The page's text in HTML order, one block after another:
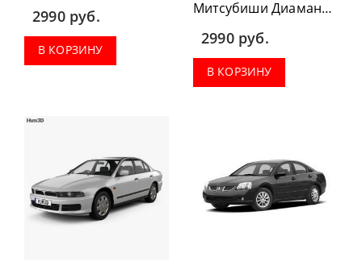
приобрести в
комплектации:
водительский коврик,
багажник.
2990 руб.
В КОРЗИНУ
Митсубиши Диамант
приобрести в
комплектации:
водительский коврик,
2990 руб.
В КОРЗИНУ